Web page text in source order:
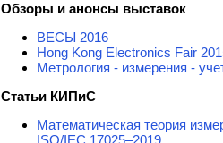
Обзоры и анонсы выставок
ВЕСЫ 2016
Hong Kong Electronics Fair
Метрология - измерения -
Статьи КИПиС
Математическая теория
ISO/IEC 17025–2019